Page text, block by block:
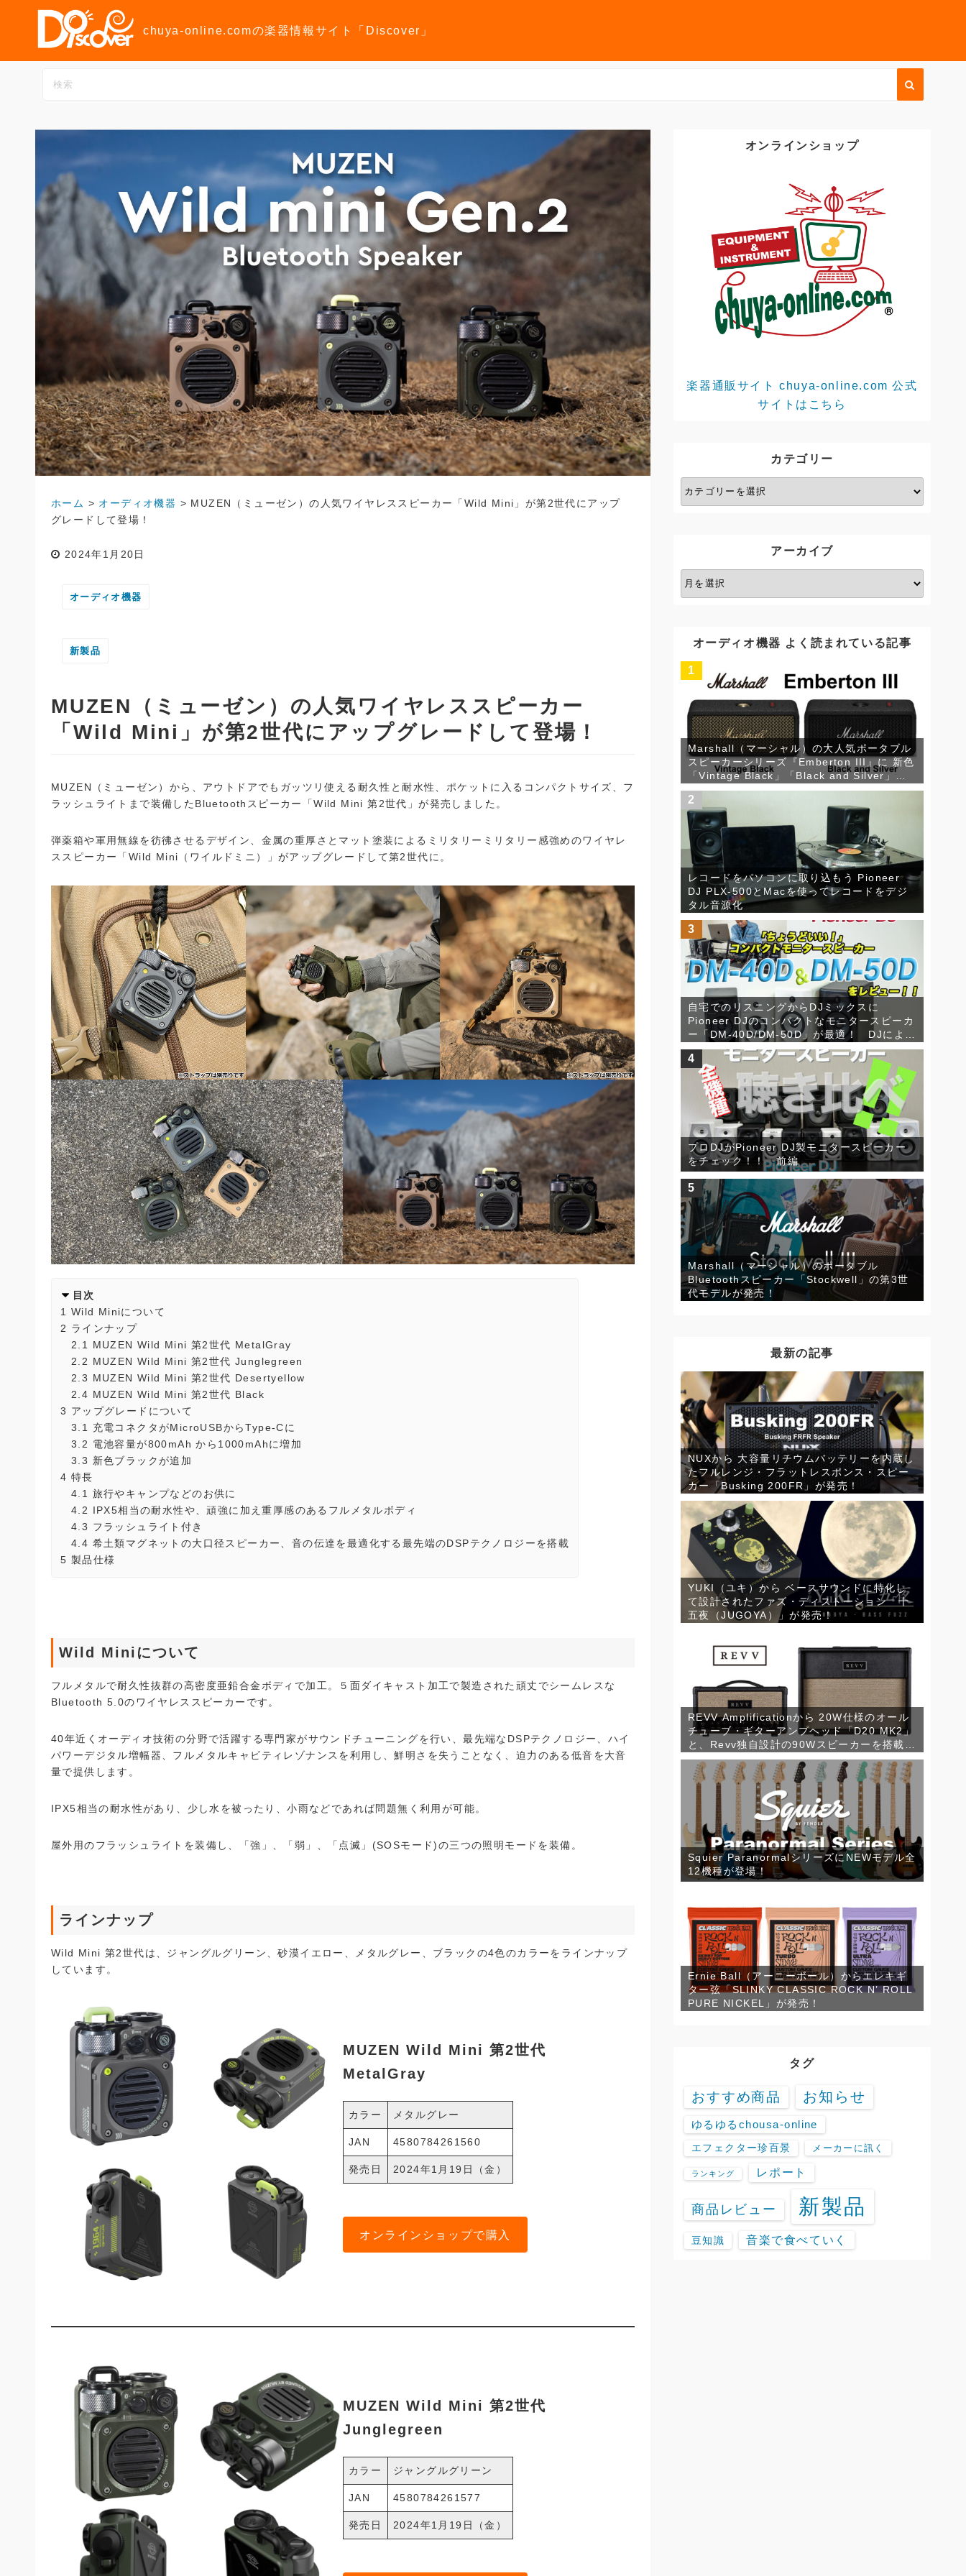
ン
chuya-online.comの楽器情報サイト「Discover」
ホーム > オーディオ機器 > MUZEN（ミューゼン）の人気ワイヤレススピーカー「Wild Mini」が第2世代にアップ
グレードして登場！
2024年1月20日
オーディオ機器
新製品
MUZEN（ミューゼン）の人気ワイヤレススピーカー
「Wild Mini」が第2世代にアップグレードして登場！
MUZEN（ミューゼン）から、アウトドアでもガッツリ使える耐久性と耐⽔性、ポケットに入るコンパクトサイズ、フ
ラッシュライトまで装備したBluetoothスピーカー「Wild Mini 第2世代」が発売しました。
弾薬箱や軍用無線を彷彿させるデザイン、金属の重厚さとマット塗装によるミリタリーミリタリー感強めのワイヤレ
ススピーカー「Wild Mini（ワイルドミニ）」がアップグレードして第2世代に。
目次
1 Wild Miniについて
2 ラインナップ
2.1 MUZEN Wild Mini 第2世代 MetalGray
2.2 MUZEN Wild Mini 第2世代 Junglegreen
2.3 MUZEN Wild Mini 第2世代 Desertyellow
2.4 MUZEN Wild Mini 第2世代 Black
3 アップグレードについて
3.1 充電コネクタがMicroUSBからType-Cに
3.2 電池容量が800mAh から1000mAhに増加
3.3 新色ブラックが追加
4 特長
4.1 旅⾏やキャンプなどのお供に
4.2 IPX5相当の耐⽔性や、頑強に加え重厚感のあるフルメタルボディ
4.3 フラッシュライト付き
4.4 希⼟類マグネットの⼤⼝径スピーカー、⾳の伝達を最適化する最先端のDSPテクノロジーを搭載
5 製品仕様
Wild Miniについて
フルメタルで耐久性抜群の高密度亜鉛合金ボディで加工。５面ダイキャスト加工で製造された頑丈でシームレスな
Bluetooth 5.0のワイヤレススピーカーです。
40年近くオーディオ技術の分野で活躍する専門家がサウンドチューニングを行い、最先端なDSPテクノロジー、ハイ
パワーデジタル増幅器、フルメタルキャビティレゾナンスを利用し、鮮明さを失うことなく、迫力のある低音を大音
量で提供します。
IPX5相当の耐水性があり、少し水を被ったり、小雨などであれば問題無く利用が可能。
屋外用のフラッシュライトを装備し、「強」、「弱」、「点滅」(SOSモード)の三つの照明モードを装備。
ラインナップ
Wild Mini 第2世代は、ジャングルグリーン、砂漠イエロー、メタルグレー、ブラックの4色のカラーをラインナップ
しています。
MUZEN Wild Mini 第2世代
MetalGray
カラー メタルグレー
JAN 4580784261560
発売日 2024年1月19日（金）
オンラインショップで購入
MUZEN Wild Mini 第2世代
Junglegreen
カラー ジャングルグリーン
JAN 4580784261577
発売日 2024年1月19日（金）
オンラインショップ
楽器通販サイト chuya-online.com 公式
サイトはこちら
カテゴリー
カ
テ
アーカイブ
ア
ー
オーディオ機器 よく読まれている記事
1
Marshall（マーシャル）の大人気ポータブル
スピーカーシリーズ『Emberton III』に 新色
「Vintage Black」「Black and Silver」が
登場！
2
レコードをパソコンに取り込もう Pioneer
DJ PLX-500とMacを使ってレコードをデジ
タル音源化
3
自宅でのリスニングからDJミックスに
Pioneer DJのコンパクトなモニタースピーカ
ー「DM-40D/DM-50D」が最適！ DJによる
詳細レビュー！
4
プロDJがPioneer DJ製モニタースピーカー
をチェック！！ 前編
5
Marshall（マーシャル）のポータブル
Bluetoothスピーカー「Stockwell」の第3世
代モデルが発売！
最新の記事
NUXから 大容量リチウムバッテリーを内蔵し
たフルレンジ・フラットレスポンス・スピー
カー「Busking 200FR」が発売！
YUKI（ユキ）から ベースサウンドに特化し
て設計されたファズ・ディストーション「十
五夜（JUGOYA）」が発売！
REVV Amplificationから 20W仕様のオール
チューブ・ギターアンプヘッド「D20 MK2」
と、Revv独自設計の90Wスピーカーを搭載し
たコンパクトなギターキャビネット「1×12
RV90」が発売！
Squier ParanormalシリーズにNEWモデル全
12機種が登場！
Ernie Ball（アーニーボール）からエレキギ
ター弦「SLINKY CLASSIC ROCK N’ ROLL
PURE NICKEL」が発売！
タグ
おすすめ商品 お知らせ
ゆるゆるchousa-online
エフェクター珍百景 メーカーに訊く
ランキング レポート
商品レビュー 新製品
豆知識 音楽で食べていく